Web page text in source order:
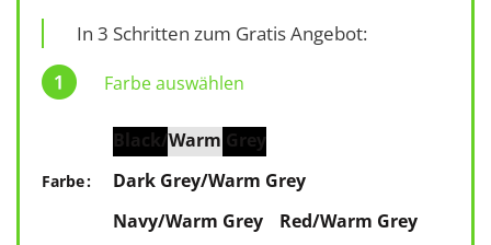
In 3 Schritten zum Gratis Angebot:
Farbe auswählen
Farbe
Black/Warm Grey
Dark Grey/Warm Grey
Navy/Warm Grey
Red/Warm Grey